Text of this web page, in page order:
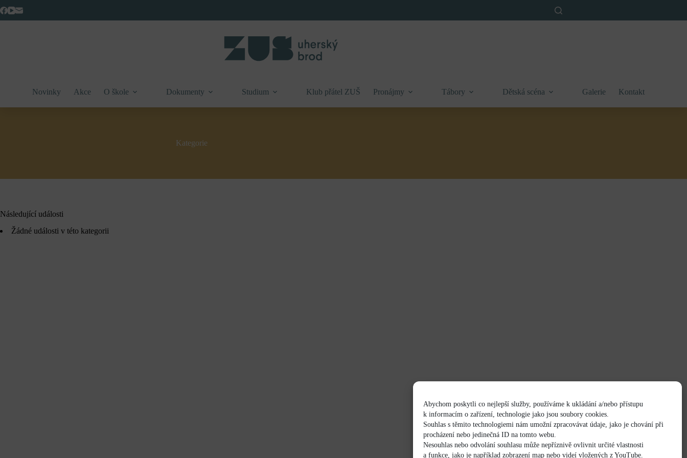
Abychom poskytli co nejlepší služby, používáme k ukládání a/nebo přístupu
k informacím o zařízení, technologie jako jsou soubory cookies.
Souhlas s těmito technologiemi nám umožní zpracovávat údaje, jako je chování při
procházení nebo jedinečná ID na tomto webu.
Nesouhlas nebo odvolání souhlasu může nepříznivě ovlivnit určité vlastnosti
a funkce, jako je například zobrazení map nebo videí vložených z YouTube.
to
content
Novinky Akce O škole Dokumenty Studium Klub přátel ZUŠ Pronájmy Tábory Dětská scéna Galerie Kontakt
Kategorie
Následující události
Žádné události v této kategorii